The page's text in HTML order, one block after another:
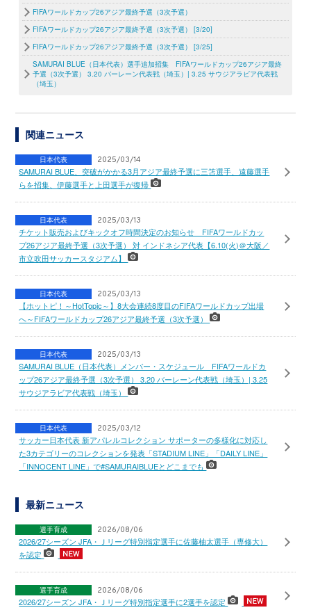
FIFAワールドカップ26アジア最終予選（3次予選）
FIFAワールドカップ26アジア最終予選（3次予選） [3/20]
FIFAワールドカップ26アジア最終予選（3次予選） [3/25]
SAMURAI BLUE（日本代表）選手追加招集 FIFAワールドカップ26アジア最終
予選（3次予選） 3.20 バーレーン代表戦（埼玉）| 3.25 サウジアラビア代表戦
（埼玉）
関連ニュース
日本代表 2025/03/14
SAMURAI BLUE、突破がかかる3月アジア最終予選に三笘選手、遠藤選手
らを招集、伊藤選手と上田選手が復帰
日本代表 2025/03/13
チケット販売およびキックオフ時間決定のお知らせ FIFAワールドカッ
プ26アジア最終予選（3次予選） 対 インドネシア代表【6.10(火)＠大阪／
市立吹田サッカースタジアム】
日本代表 2025/03/13
【ホットピ！～HotTopic～】8大会連続8度目のFIFAワールドカップ出場
へ～FIFAワールドカップ26アジア最終予選（3次予選）
日本代表 2025/03/13
SAMURAI BLUE（日本代表）メンバー・スケジュール FIFAワールドカ
ップ26アジア最終予選（3次予選） 3.20 バーレーン代表戦（埼玉）| 3.25
サウジアラビア代表戦（埼玉）
日本代表 2025/03/12
サッカー日本代表 新アパレルコレクション サポーターの多様化に対応し
た3カテゴリーのコレクションを発表「STADIUM LINE」「DAILY LINE」
「INNOCENT LINE」で#SAMURAIBLUEとどこまでも
最新ニュース
選手育成 2026/08/06
2026/27シーズン JFA・Ｊリーグ特別指定選手に佐藤柚太選手（専修大）
を認定
選手育成 2026/08/06
2026/27シーズン JFA・Ｊリーグ特別指定選手に2選手を認定